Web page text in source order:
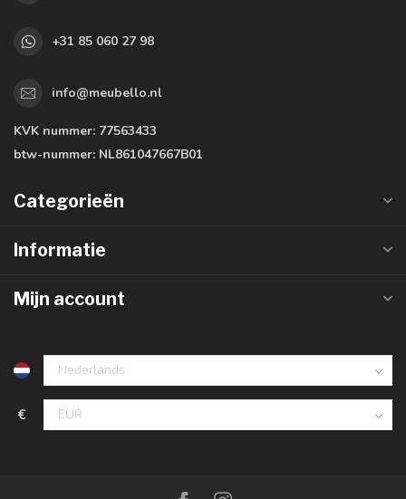
+31 85 060 27 98
info@meubello.nl
KVK nummer: 77563433
btw-nummer: NL861047667B01
Categorieën
Informatie
Mijn account
€